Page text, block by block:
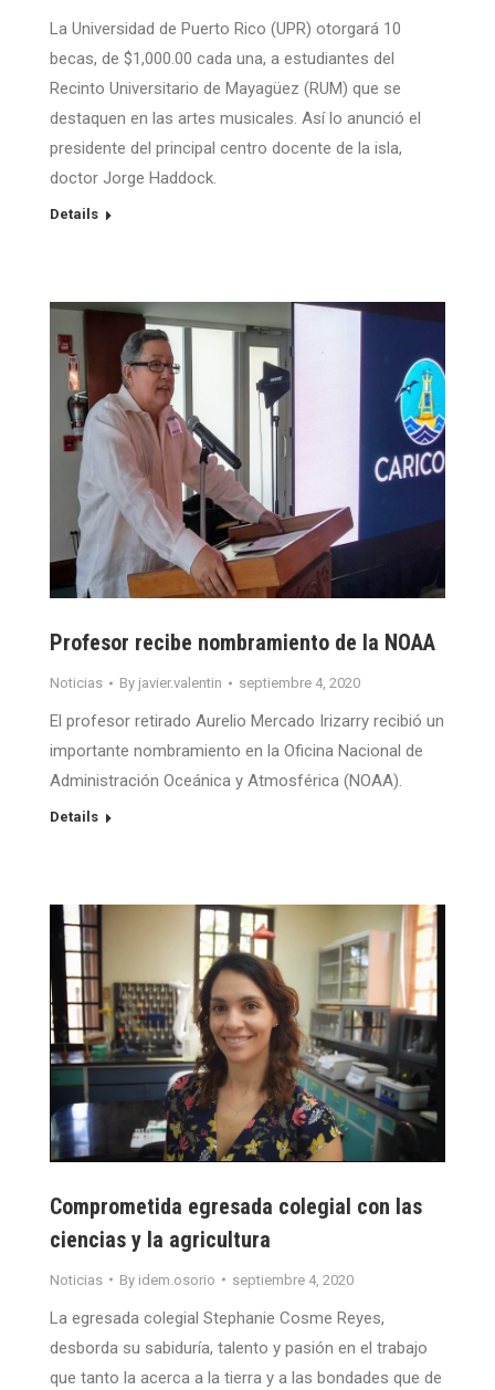
La Universidad de Puerto Rico (UPR) otorgará 10
becas, de $1,000.00 cada una, a estudiantes del
Recinto Universitario de Mayagüez (RUM) que se
destaquen en las artes musicales. Así lo anunció el
presidente del principal centro docente de la isla,
doctor Jorge Haddock.
Details
Profesor recibe nombramiento de la NOAA
Noticias By javier.valentin septiembre 4, 2020
El profesor retirado Aurelio Mercado Irizarry recibió un
importante nombramiento en la Oficina Nacional de
Administración Oceánica y Atmosférica (NOAA).
Details
Comprometida egresada colegial con las
ciencias y la agricultura
Noticias By idem.osorio septiembre 4, 2020
La egresada colegial Stephanie Cosme Reyes,
desborda su sabiduría, talento y pasión en el trabajo
que tanto la acerca a la tierra y a las bondades que de